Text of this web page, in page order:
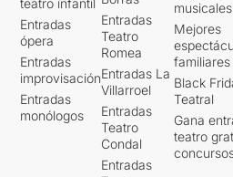
Entradas
ópera
Entradas
improvisación
Entradas
monólogos
Entradas
Teatro
Romea
Entradas La
Villarroel
Entradas
Teatro
Condal
Entradas
musicales
Mejores
familiares
Black
Teatral
Gana
teatro